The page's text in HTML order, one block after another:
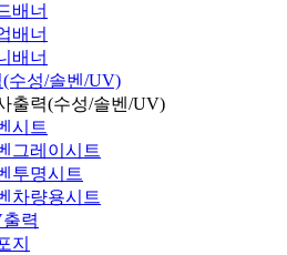
배너
배너
배너
수성/솔벤/UV)
출력(수성/솔벤/UV)
시트
그레이시트
투명시트
차량용시트
력
지